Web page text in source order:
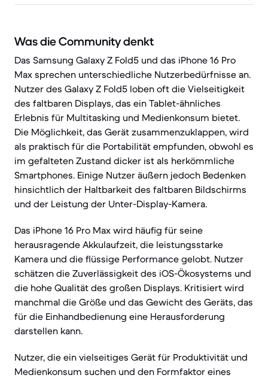
Was die Community denkt
Das Samsung Galaxy Z Fold5 und das iPhone 16 Pro
Max sprechen unterschiedliche Nutzerbedürfnisse an.
Nutzer des Galaxy Z Fold5 loben oft die Vielseitigkeit
des faltbaren Displays, das ein Tablet-ähnliches
Erlebnis für Multitasking und Medienkonsum bietet.
Die Möglichkeit, das Gerät zusammenzuklappen, wird
als praktisch für die Portabilität empfunden, obwohl es
im gefalteten Zustand dicker ist als herkömmliche
Smartphones. Einige Nutzer äußern jedoch Bedenken
hinsichtlich der Haltbarkeit des faltbaren Bildschirms
und der Leistung der Unter-Display-Kamera.
Das iPhone 16 Pro Max wird häufig für seine
herausragende Akkulaufzeit, die leistungsstarke
Kamera und die flüssige Performance gelobt. Nutzer
schätzen die Zuverlässigkeit des iOS-Ökosystems und
die hohe Qualität des großen Displays. Kritisiert wird
manchmal die Größe und das Gewicht des Geräts, das
für die Einhandbedienung eine Herausforderung
darstellen kann.
Nutzer, die ein vielseitiges Gerät für Produktivität und
Medienkonsum suchen und den Formfaktor eines